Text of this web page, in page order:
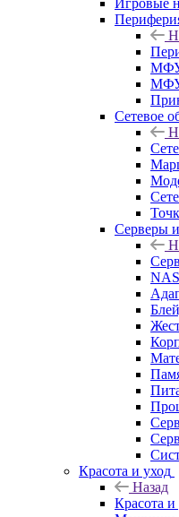
Игровые
МФУ
МФУ
Сетевое
Серверы
NAS
Красота и уход
Назад
Красота и